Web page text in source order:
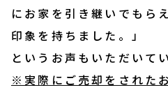
にお家を引き継いでもら
印象を持ちました。」
というお声もいただいてい
※実際にご売却をされた